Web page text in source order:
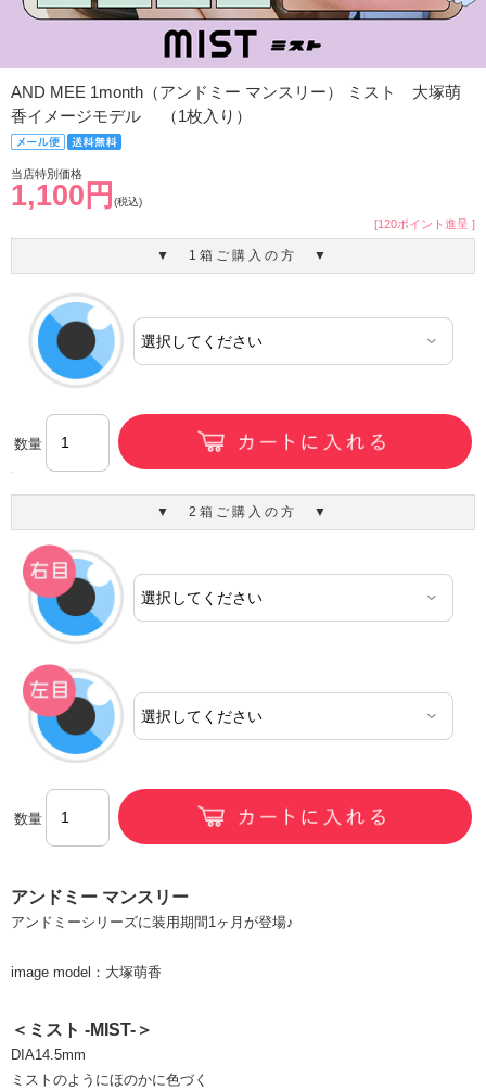
AND MEE 1month（アンドミー マンスリー） ミスト 大塚萌
香イメージモデル （1枚入り）
当店特別価格
1,100円 (税込)
[120ポイント進呈 ]
▼ 1箱ご購入の方 ▼
数量
▼ 2箱ご購入の方 ▼
数量
アンドミー マンスリー
アンドミーシリーズに装用期間1ヶ月が登場♪
image model：大塚萌香
＜ミスト -MIST-＞
DIA14.5mm
ミストのようにほのかに色づく